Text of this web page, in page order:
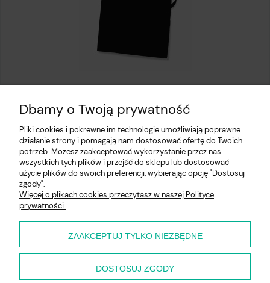
Fartuch kuchenny czarny
Pomoc
Moje konto
Płatności i dostawa
Dbamy o Twoją prywatność
Pliki cookies i pokrewne im technologie umożliwiają poprawne
działanie strony i pomagają nam dostosować ofertę do Twoich
potrzeb. Możesz zaakceptować wykorzystanie przez nas
wszystkich tych plików i przejść do sklepu lub dostosować
użycie plików do swoich preferencji, wybierając opcję "Dostosuj
zgody".
Więcej o plikach cookies przeczytasz w naszej Polityce
prywatności.
ZAAKCEPTUJ TYLKO NIEZBĘDNE
DOSTOSUJ ZGODY